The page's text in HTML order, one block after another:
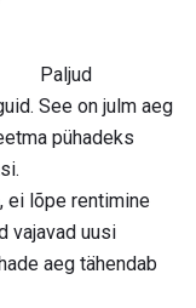
Paljud
See on julm aeg
pühadeks
ei lõpe rentimine
vajavad uusi
aeg tähendab